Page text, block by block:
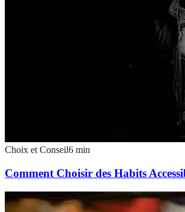
Choix et Conseil6 min
Comment Choisir des Habits